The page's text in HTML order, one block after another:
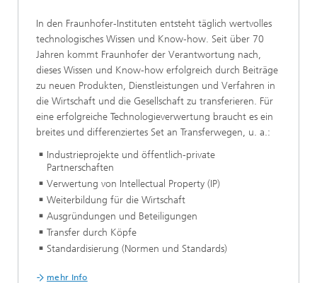
In den Fraunhofer-Instituten entsteht täglich wertvolles
technologisches Wissen und Know-how. Seit über 70
Jahren kommt Fraunhofer der Verantwortung nach,
dieses Wissen und Know-how erfolgreich durch Beiträge
zu neuen Produkten, Dienstleistungen und Verfahren in
die Wirtschaft und die Gesellschaft zu transferieren. Für
eine erfolgreiche Technologieverwertung braucht es ein
breites und differenziertes Set an Transferwegen, u. a.:
Industrieprojekte und öffentlich-private
Partnerschaften
Verwertung von Intellectual Property (IP)
Weiterbildung für die Wirtschaft
Ausgründungen und Beteiligungen
Transfer durch Köpfe
Standardisierung (Normen und Standards)
mehr Info